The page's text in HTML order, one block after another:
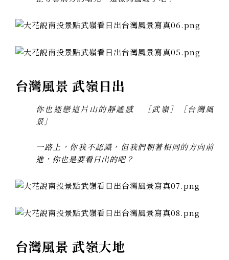
台灣風景 武嶺日出
你也迷戀這片山的靜謐感 ［武嶺］［台灣風
景］
一路上，你我不認識，但我們朝著相同的方向前
進，你也是要看日出的吧？
台灣風景 武嶺大地